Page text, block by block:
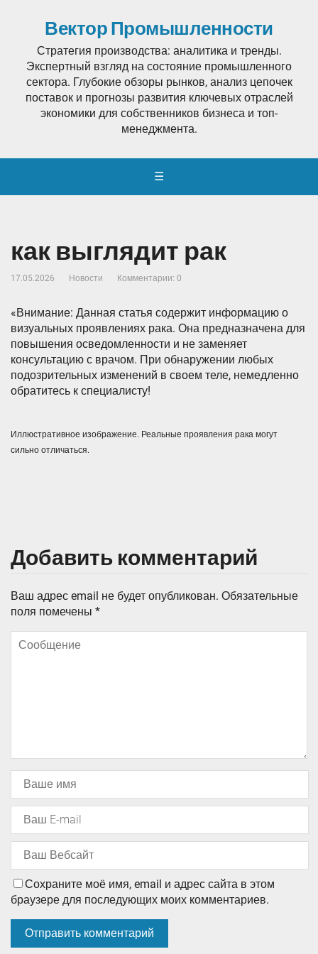
Вектор Промышленности
Стратегия производства: аналитика и тренды.
Экспертный взгляд на состояние промышленного
сектора. Глубокие обзоры рынков, анализ цепочек
поставок и прогнозы развития ключевых отраслей
экономики для собственников бизнеса и топ-
менеджмента.
☰
как выглядит рак
17.05.2026 Новости Комментарии: 0
«Внимание: Данная статья содержит информацию о
визуальных проявлениях рака. Она предназначена для
повышения осведомленности и не заменяет
консультацию с врачом. При обнаружении любых
подозрительных изменений в своем теле, немедленно
обратитесь к специалисту!
Иллюстративное изображение. Реальные проявления рака могут
сильно отличаться.
Добавить комментарий
Ваш адрес email не будет опубликован. Обязательные
поля помечены *
Сохраните моё имя, email и адрес сайта в этом
браузере для последующих моих комментариев.